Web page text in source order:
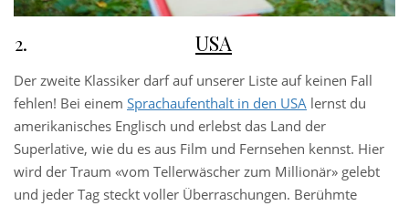
USA
Der zweite Klassiker darf auf unserer Liste auf keinen Fall
fehlen! Bei einem Sprachaufenthalt in den USA lernst du
amerikanisches Englisch und erlebst das Land der
Superlative, wie du es aus Film und Fernsehen kennst. Hier
wird der Traum «vom Tellerwäscher zum Millionär» gelebt
und jeder Tag steckt voller Überraschungen. Berühmte